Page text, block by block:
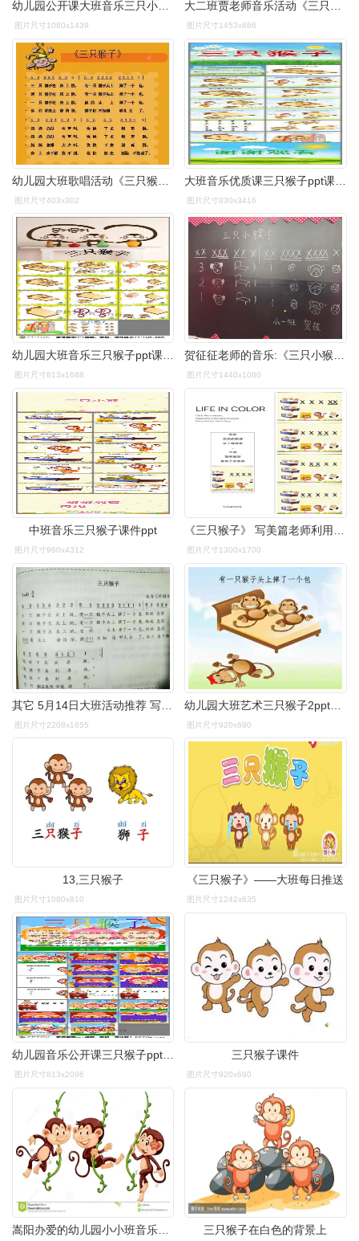
图片尺寸1080x1439 图片尺寸1453x886
图片尺寸403x302 图片尺寸830x3416
幼儿园大班音乐三只猴子ppt课件1
图片尺寸813x1688
贺征征老师的音乐:《三只小猴》运用图谱教学直观明了帮助孩子理解
图片尺寸1440x1080
中班音乐三只猴子课件ppt
图片尺寸960x4312 图片尺寸1300x1700
图片尺寸2208x1655 图片尺寸920x690
13,三只猴子
图片尺寸1080x810
《三只猴子》——大班每日推送
图片尺寸1242x635
图片尺寸813x2096
三只猴子课件
图片尺寸920x690
三只猴子在白色的背景上